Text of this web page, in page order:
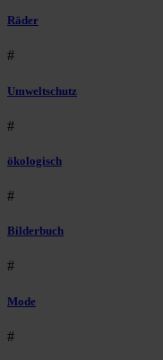
Räder
#
Umweltschutz
#
ökologisch
#
Bilderbuch
#
Mode
#